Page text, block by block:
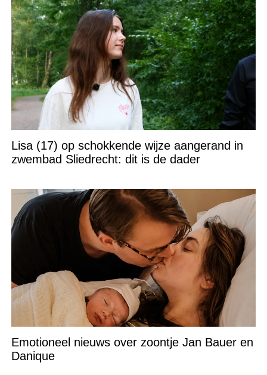
Lisa (17) op schokkende wijze aangerand in
zwembad Sliedrecht: dit is de dader
Emotioneel nieuws over zoontje Jan Bauer en
Danique